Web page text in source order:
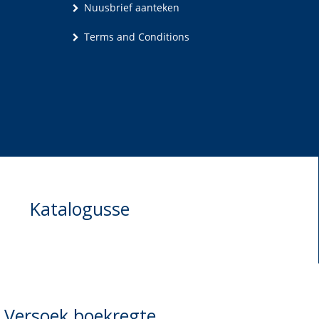
Nuusbrief aanteken
Terms and Conditions
Katalogusse